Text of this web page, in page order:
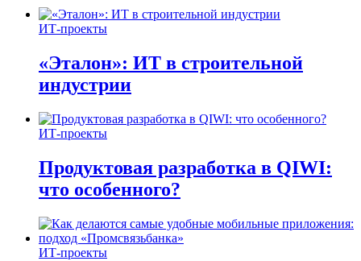
ИТ-проекты
«Эталон»: ИТ в строительной
индустрии
ИТ-проекты
Продуктовая разработка в QIWI:
что особенного?
ИТ-проекты